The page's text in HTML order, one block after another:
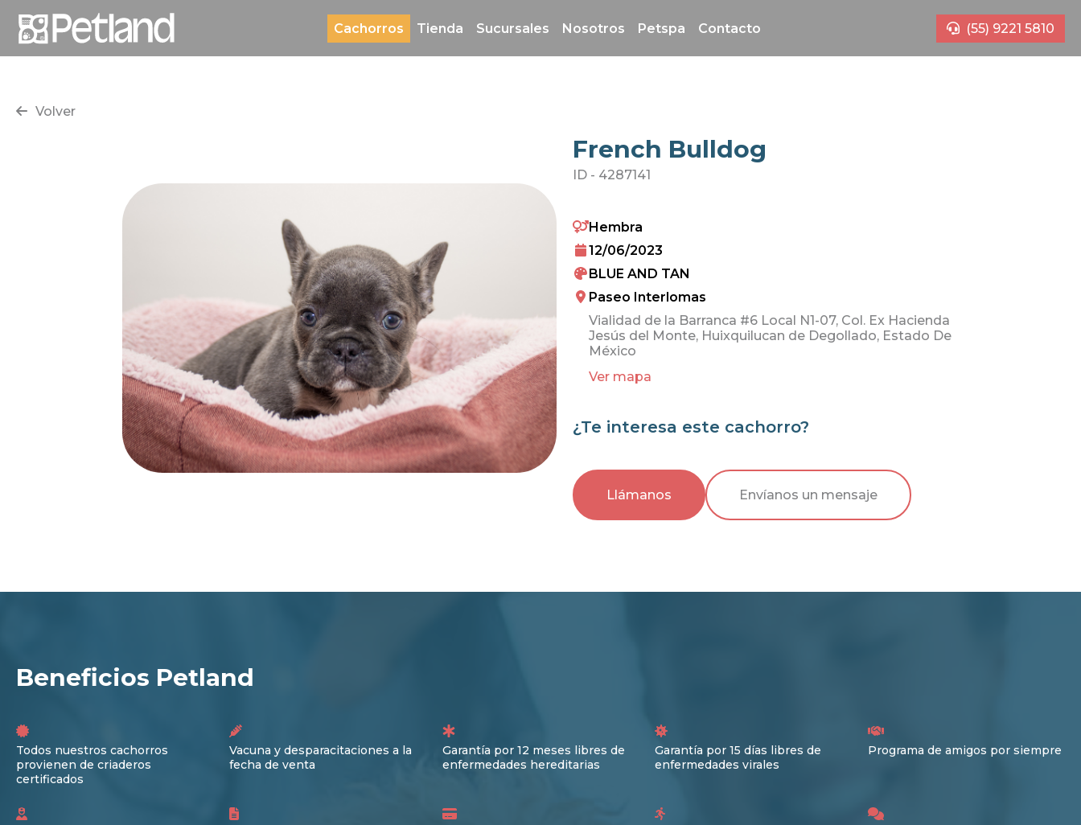
Cachorros Tienda Sucursales Nosotros Petspa Contacto (55) 9221 5810
Volver
French Bulldog
ID - 4287141
Hembra
12/06/2023
BLUE AND TAN
Paseo Interlomas
Vialidad de la Barranca #6 Local N1-07, Col. Ex Hacienda
Jesús del Monte, Huixquilucan de Degollado, Estado De
México
Ver mapa
¿Te interesa este cachorro?
Llámanos Envíanos un mensaje
Beneficios Petland
Todos nuestros cachorros
provienen de criaderos
certificados
Vacuna y desparacitaciones a la
fecha de venta
Garantía por 12 meses libres de
enfermedades hereditarias
Garantía por 15 días libres de
enfermedades virales
Programa de amigos por siempre